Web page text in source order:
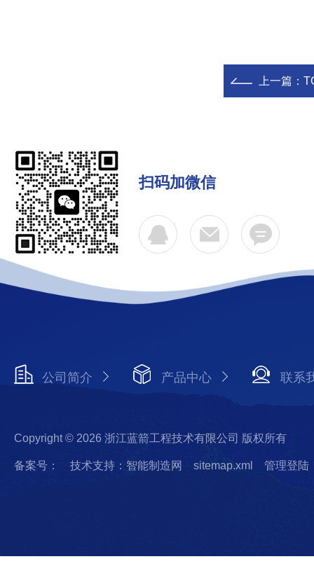
上一篇：
扫码加微信
公司简介 产品中心 联系
Copyright © 2026 浙江蓝箭工程技术有限公司 版权所有
备案号： 技术支持：智能制造网 sitemap.xml 管理登陆